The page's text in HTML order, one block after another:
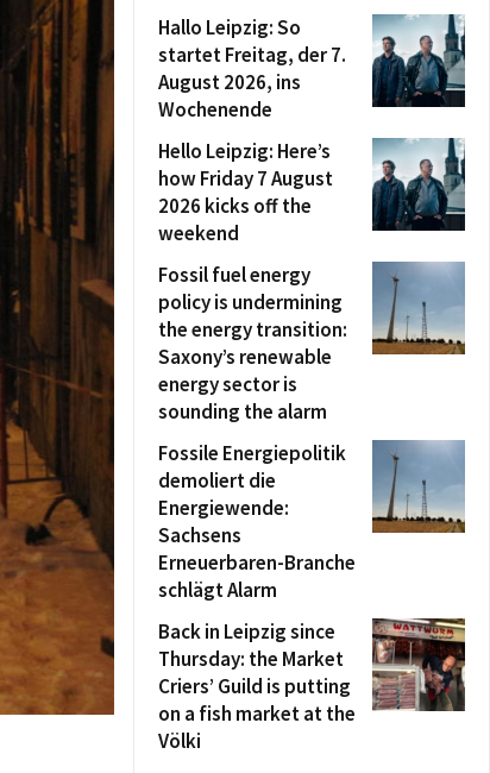
Hallo Leipzig: So
startet Freitag, der 7.
August 2026, ins
Wochenende
Hello Leipzig: Here’s
how Friday 7 August
2026 kicks off the
weekend
Fossil fuel energy
policy is undermining
the energy transition:
Saxony’s renewable
energy sector is
sounding the alarm
Fossile Energiepolitik
demoliert die
Energiewende:
Sachsens
Erneuerbaren-Branche
schlägt Alarm
Back in Leipzig since
Thursday: the Market
Criers’ Guild is putting
on a fish market at the
Völki